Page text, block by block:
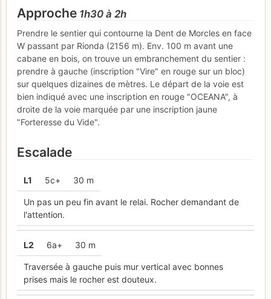
Approche 1h30 à 2h
Prendre le sentier qui contourne la Dent de Morcles en face
W passant par Rionda (2156 m). Env. 100 m avant une
cabane en bois, on trouve un embranchement du sentier :
prendre à gauche (inscription "Vire" en rouge sur un bloc)
sur quelques dizaines de mètres. Le départ de la voie est
bien indiqué avec une inscription en rouge "OCEANA", à
droite de la voie marquée par une inscription jaune
"Forteresse du Vide".
Escalade
L1 5c+ 30 m
Un pas un peu fin avant le relai. Rocher demandant de
l'attention.
L2 6a+ 30 m
Traversée à gauche puis mur vertical avec bonnes
prises mais le rocher est douteux.